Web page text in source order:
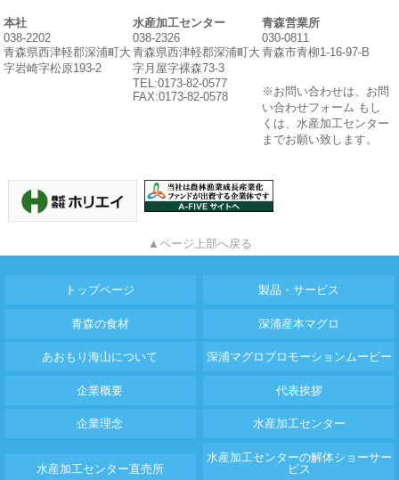
本社
038-2202
青森県西津軽郡深浦町大
字岩崎字松原193-2
水産加工センター
038-2326
青森県西津軽郡深浦町大
字月屋字裸森73-3
TEL:0173-82-0577
FAX:0173-82-0578
青森営業所
030-0811
青森市青柳1-16-97-B
※お問い合わせは、お問
い合わせフォーム もし
くは、水産加工センター
までお願い致します。
▲ページ上部へ戻る
トップページ 製品・サービス
青森の食材 深浦産本マグロ
あおもり海山について 深浦マグロプロモーションムービー
企業概要 代表挨拶
企業理念 水産加工センター
水産加工センター直売所
水産加工センターの解体ショーサー
ビス